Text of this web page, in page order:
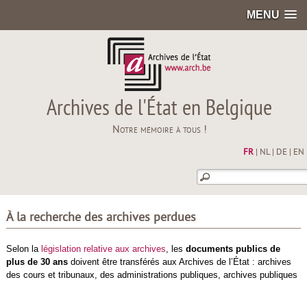
MENU
Archives de l'État en Belgique
Notre mémoire à tous !
FR| NL| DE EN
À la recherche des archives perdues
Selon la législation relative aux archives, les documents publics de
plus de 30 ans doivent être transférés aux Archives de l’État : archives
des cours et tribunaux, des administrations publiques, archives publiques